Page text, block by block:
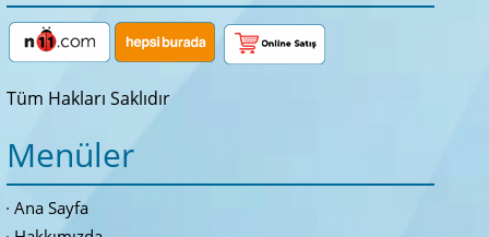
Tüm Hakları Saklıdır
Menüler
Ana Sayfa